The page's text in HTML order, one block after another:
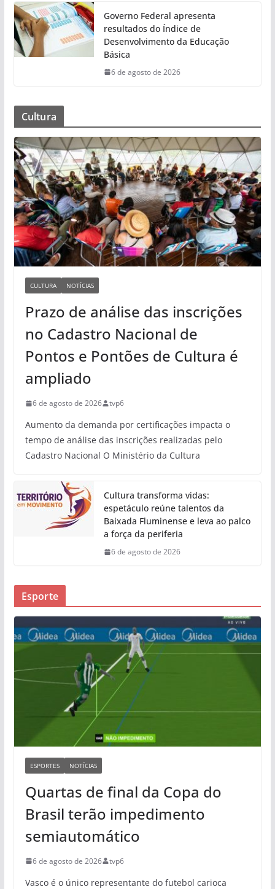
Governo Federal apresenta
resultados do Índice de
Desenvolvimento da Educação
Básica
6 de agosto de 2026
Cultura
CULTURA NOTÍCIAS
Prazo de análise das inscrições
no Cadastro Nacional de
Pontos e Pontões de Cultura é
ampliado
6 de agosto de 2026 tvp6
Aumento da demanda por certificações impacta o
tempo de análise das inscrições realizadas pelo
Cadastro Nacional O Ministério da Cultura
Cultura transforma vidas:
espetáculo reúne talentos da
Baixada Fluminense e leva ao palco
a força da periferia
6 de agosto de 2026
Esporte
ESPORTES NOTÍCIAS
Quartas de final da Copa do
Brasil terão impedimento
semiautomático
6 de agosto de 2026 tvp6
Vasco é o único representante do futebol carioca